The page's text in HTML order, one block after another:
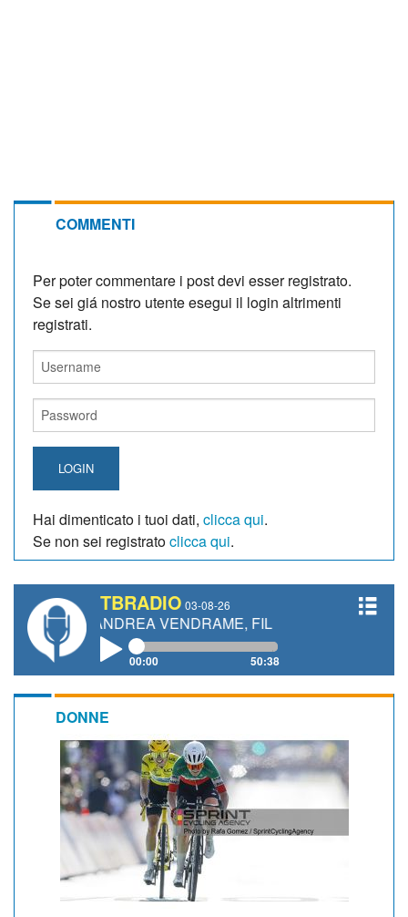
COMMENTI
Per poter commentare i post devi esser registrato.
Se sei giá nostro utente esegui il login altrimenti
registrati.
LOGIN
Hai dimenticato i tuoi dati, clicca qui.
Se non sei registratoclicca qui.
TBRADIO 03-08-26
VENDRAME, FILIPPO FIORELLI
00:00 50:38
DONNE